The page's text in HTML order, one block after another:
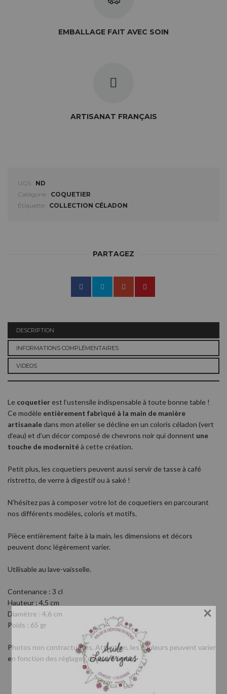
EMBALLAGE FAIT AVEC SOIN
ARTISANAT FRANÇAIS
UGS : ND
Catégorie : COQUETIER
Étiquette : COLLECTION CÉLADON
PARTAGEZ
DESCRIPTION
INFORMATIONS COMPLÉMENTAIRES
VIDEOS
Le coquetier est l’ustensile indispensable à toute bonne table !
Ce modèle entièrement fabriqué à la main de manière
artisanale dans mon atelier se décline en un coloris céladon (vert
d’eau) et d’un décor composé de chevrons noir qui donnent une
touche de modernitéà cette création.
Petit plus, les coquetiers peuvent aussi servir de tasse à café
ristretto, de verre à digestif ou à saké !
N’hésitez pas à composer votre lot de coquetiers en parcourant
nos différents modèles, coloris et motifs.
Pièce entièrement faite à la main, les dimensions et décors
peuvent donc légèrement varier.
Utilisable au lave-vaisselle.
Contenance : 3 cl
Hauteur : 4,5 cm
Diamètre : 4,6 cm
Poids : 65 gr
Photos non contractuelles. Attention, les couleurs peuvent varier
en fonction des réglages de votre écran.
×